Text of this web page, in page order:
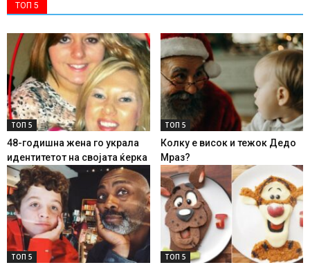
ТОП 5
ТОП 5
48-годишна жена го украла
идентитетот на својата ќерка
ТОП 5
Колку е висок и тежок Дедо
Мраз?
ТОП 5 ТОП 5